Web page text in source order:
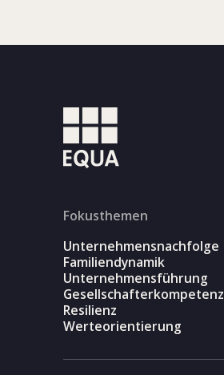
Fokusthemen
Unternehmensnachfolge
Familiendynamik
Unternehmensführung
Gesellschafterkompetenz
Resilienz
Werteorientierung